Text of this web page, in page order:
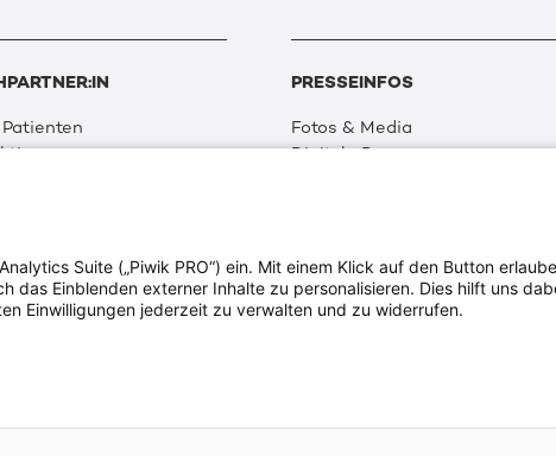
& Transparenz
PRESSEINFOS
Fotos & Media
Digitale Pressemappen
Suite („Piwik PRO“) ein. Mit einem Klick auf den Button
das Einblenden externer Inhalte zu personalisieren. Dies hilft uns
Einwilligungen jederzeit zu verwalten und zu widerrufen.